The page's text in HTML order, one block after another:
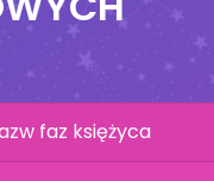
faz księżyca